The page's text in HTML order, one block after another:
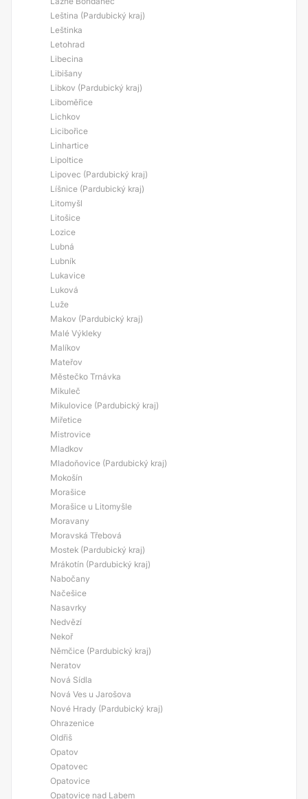
Leština (Pardubický kraj)
Leštinka
Letohrad
Libecina
Libišany
Libkov (Pardubický kraj)
Liboměřice
Lichkov
Licibořice
Linhartice
Lipoltice
Lipovec (Pardubický kraj)
Líšnice (Pardubický kraj)
Litomyšl
Litošice
Lozice
Lubná
Lubník
Lukavice
Luková
Luže
Makov (Pardubický kraj)
Malé Výkleky
Malíkov
Mateřov
Městečko Trnávka
Mikuleč
Mikulovice (Pardubický kraj)
Miřetice
Mistrovice
Mladkov
Mladoňovice (Pardubický kraj)
Mokošín
Morašice
Morašice u Litomyšle
Moravany
Moravská Třebová
Mostek (Pardubický kraj)
Mrákotín (Pardubický kraj)
Nabočany
Načešice
Nasavrky
Nedvězí
Nekoř
Němčice (Pardubický kraj)
Neratov
Nová Sídla
Nová Ves u Jarošova
Nové Hrady (Pardubický kraj)
Ohrazenice
Oldřiš
Opatov
Opatovec
Opatovice
Opatovice nad Labem